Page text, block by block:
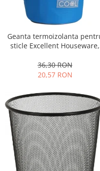
Geanta termoizolanta
sticle Excellent Houseware,
albastru
36,30 RON
20,57 RON